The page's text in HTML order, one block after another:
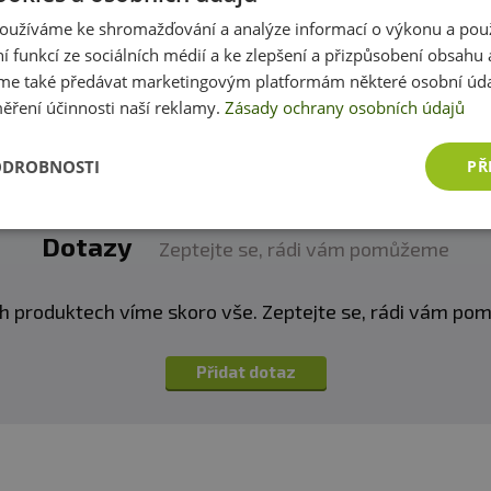
90
obal
Vhodné zejména pro sportovce. Není náhradou
do 25 °C. Nevystavujte přímému slunečnímu
zákazníkům s rozhodováním. Děkujeme :-)
Přidat vlastní hodnocení
Dotazy Zeptejte se, rádi vám pomůžeme
produktech víme skoro vše. Zeptejte se, rádi vám
Přidat dotaz
ke shromažďování a analýze informací o výkonu a
funkcí ze sociálních médií a ke zlepšení a přizpůsobení obsahu
také předávat marketingovým platformám některé osobní
účinnosti naší reklamy. Zásady ochrany osobních údajů